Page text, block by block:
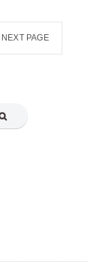
NEXT PAGE